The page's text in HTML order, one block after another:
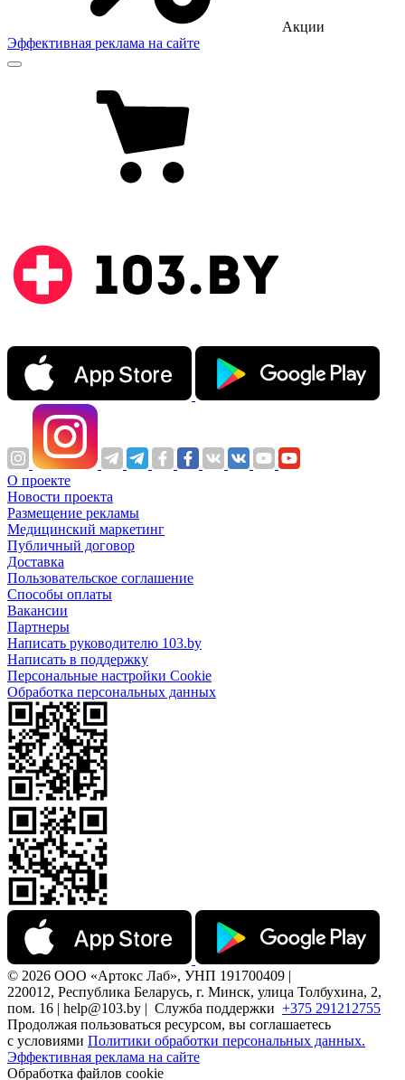
Акции
Эффективная реклама на сайте
О проекте
Новости проекта
Размещение рекламы
Медицинский маркетинг
Публичный договор
Доставка
Пользовательское соглашение
Способы оплаты
Вакансии
Партнеры
Написать руководителю 103.by
Написать в поддержку
Персональные настройки Cookie
Обработка персональных данных
© 2026 ООО «Артокс Лаб», УНП 191700409 |
220012, Республика Беларусь, г. Минск, улица Толбухина, 2,
пом. 16 | help@103.by | Служба поддержки +375 291212755
Продолжая пользоваться ресурсом, вы соглашаетесь
с условиями Политики обработки персональных данных.
Эффективная реклама на сайте
Обработка файлов cookie